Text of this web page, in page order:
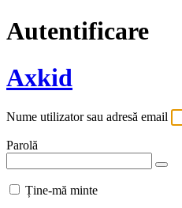
Autentificare
Axkid
Nume utilizator sau adresă email
Parolă
Ține-mă minte